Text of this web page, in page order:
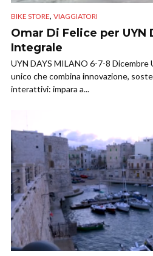
BIKE STORE, VIAGGIATORI
Omar Di Felice per UYN
Integrale
UYN DAYS MILANO 6-7-8
unico che combina innovazione,
interattivi: impara a...